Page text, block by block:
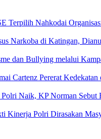
Terpilih Nahkodai
Narkoba di Katingan,
dan Bullying melalui
Cartenz Pererat
Naik, KP Norman Sebut
Kinerja Polri Dirasakan